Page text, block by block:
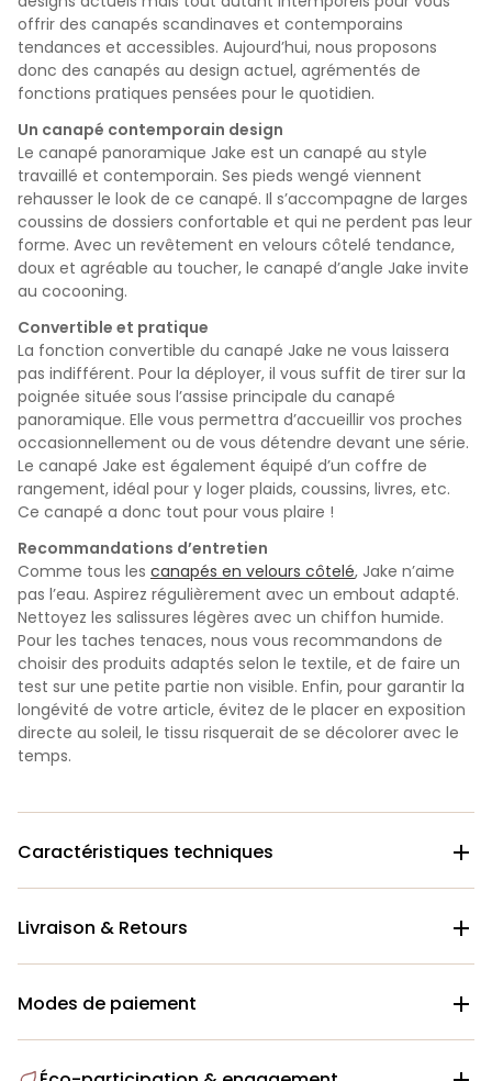
offrir des canapés scandinaves et contemporains
tendances et accessibles. Aujourd’hui, nous proposons
donc des canapés au design actuel, agrémentés de
fonctions pratiques pensées pour le quotidien.
Un canapé contemporain design
Le canapé panoramique Jake est un canapé au style
travaillé et contemporain. Ses pieds wengé viennent
rehausser le look de ce canapé. Il s’accompagne de larges
coussins de dossiers confortable et qui ne perdent pas leur
forme. Avec un revêtement en velours côtelé tendance,
doux et agréable au toucher, le canapé d’angle Jake invite
au cocooning.
Convertible et pratique
La fonction convertible du canapé Jake ne vous laissera
pas indifférent. Pour la déployer, il vous suffit de tirer sur la
poignée située sous l’assise principale du canapé
panoramique. Elle vous permettra d’accueillir vos proches
occasionnellement ou de vous détendre devant une série.
Le canapé Jake est également équipé d’un coffre de
rangement, idéal pour y loger plaids, coussins, livres, etc.
Ce canapé a donc tout pour vous plaire !
Recommandations d’entretien
Comme tous les canapés en velours côtelé, Jake n’aime
pas l’eau. Aspirez régulièrement avec un embout adapté.
Nettoyez les salissures légères avec un chiffon humide.
Pour les taches tenaces, nous vous recommandons de
choisir des produits adaptés selon le textile, et de faire un
test sur une petite partie non visible. Enfin, pour garantir la
longévité de votre article, évitez de le placer en exposition
directe au soleil, le tissu risquerait de se décolorer avec le
temps.
Caractéristiques techniques 
Livraison & Retours 
Modes de paiement 